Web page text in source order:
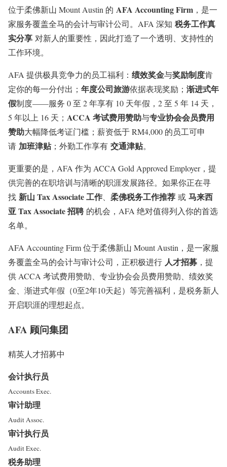
位于柔佛新山 Mount Austin 的 AFA Accounting Firm ，是一
家服务覆盖全马的会计与审计公司。AFA 深知 税务工作真
实分享 对新人的重要性，因此打造了一个透明、支持性的
工作环境。
AFA 提供极具竞争力的员工福利： 绩效奖金与奖励制度肯
定你的每一分付出； 年度公司旅游依据表现奖励； 渐进式年
假制度——服务 0 至 2 年享有 10 天年假，2 至 5 年 14 天，
5 年以上 16 天； ACCA 考试费用赞助与专业协会会员费用
赞助大幅降低考证门槛；薪资低于 RM4,000 的员工可申
请 加班津贴；外勤工作享有 交通津贴。
更重要的是，AFA 作为 ACCA Gold Approved Employer，提
供完善的在职培训与清晰的职涯发展路径。如果你正在寻
找 新山 Tax Associate 工作 柔佛税务工作推荐 或 马来西
亚 Tax Associate 招聘的机会，AFA 绝对值得列入你的首选
名单。
AFA Accounting Firm 位于柔佛新山 Mount Austin，是一家服
务覆盖全马的会计与审计公司，正积极进行 人才招募 ，提
供 ACCA 考试费用赞助、专业协会会员费用赞助、绩效奖
金、渐进式年假（0至2年10天起）等完善福利，是税务新人
开启职涯的理想起点。
AFA 顾问集团
精英人才招募中
会计执行员
Accounts Exec.
审计助理
Audit Assoc.
审计执行员
Audit Exec.
税务助理